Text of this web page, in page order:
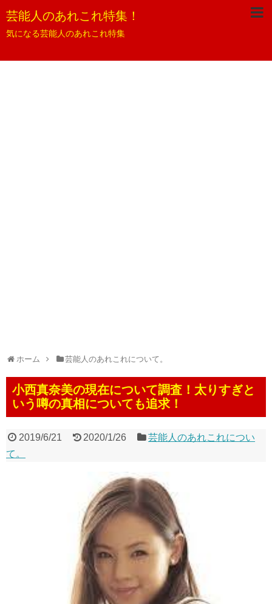
芸能人のあれこれ特集！
気になる芸能人のあれこれ特集
ホーム 芸能人のあれこれについて。
小西真奈美の現在について調査！太りすぎと
いう噂の真相についても追求！
2019/6/21 2020/1/26
芸能人のあれこれについ
て。